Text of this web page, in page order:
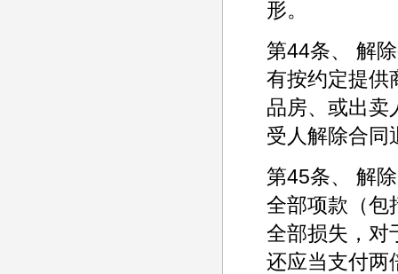
形。
第44条、 解
有按约定提供
品房、或出卖
受人解除合同
第45条、 解
全部项款（包
全部损失，对
还应当支付两